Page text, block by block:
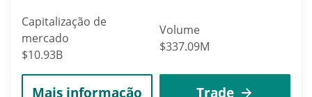
Capitalização de
mercado
$10.93B
Volume
$337.09M
Mais informação Trade